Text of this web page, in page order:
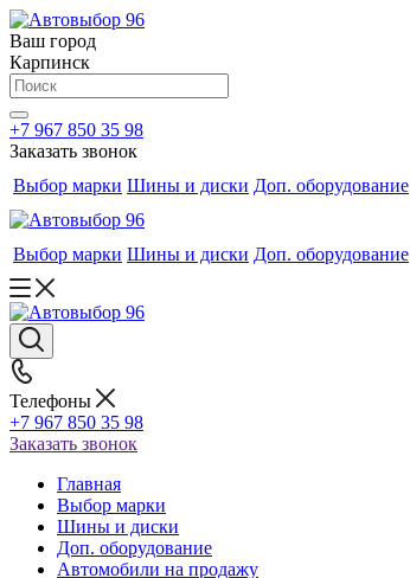
Ваш город
Карпинск
+7 967 850 35 98
Заказать звонок
Выбор марки Шины и диски Доп. оборудование
Выбор марки Шины и диски Доп. оборудование
Телефоны
+7 967 850 35 98
Заказать звонок
Главная
Выбор марки
Шины и диски
Доп. оборудование
Автомобили на продажу